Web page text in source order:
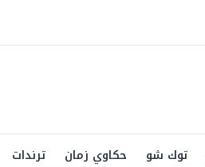
توك شو حكاوي زمان ترندات